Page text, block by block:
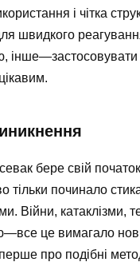
і чітка
швидкого
бере свій
тільки починало
Війни, катаклізми,
це вимагало
про подібні